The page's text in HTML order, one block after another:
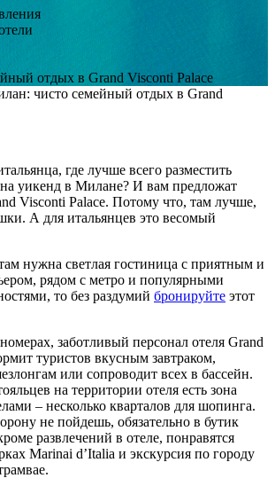
отдых в Grand Visconti Palace
чисто семейный отдых в Grand
где лучше всего разместить
на уикенд в Милане? И вам предложат
Visconti Palace. Потому что, там лучше,
А для итальянцев это весомый
нужна светлая гостиница с приятным и
рядом с метро и популярными
то без раздумий бронируйте этот
заботливый персонал отеля Grand
туристов вкусным завтраком,
или сопроводит всех в бассейн.
на территории отеля есть зона
– несколько кварталов для шопинга.
не пойдешь, обязательно в бутик
развлечений в отеле, понравятся
Marinai d’Italia и экскурсия по городу